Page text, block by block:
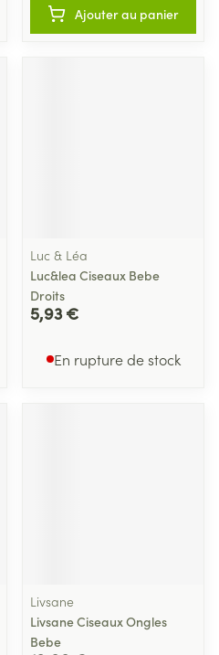
Ajouter au panier
Luc & Léa
Luc&lea Ciseaux Bebe
Droits
5,93 €
En rupture de stock
Livsane
Livsane Ciseaux Ongles
Bebe